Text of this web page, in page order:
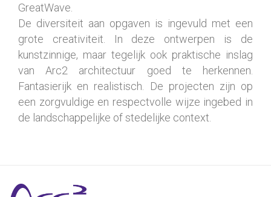
GreatWave.
De diversiteit aan opgaven is ingevuld met een
grote creativiteit. In deze ontwerpen is de
kunstzinnige, maar tegelijk ook praktische inslag
van Arc2 architectuur goed te herkennen.
Fantasierijk en realistisch. De projecten zijn op
een zorgvuldige en respectvolle wijze ingebed in
de landschappelijke of stedelijke context.